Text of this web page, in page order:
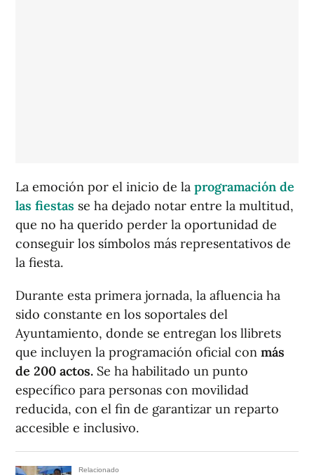
La emoción por el inicio de la programación de
las fiestas se ha dejado notar entre la multitud,
que no ha querido perder la oportunidad de
conseguir los símbolos más representativos de
la fiesta.
Durante esta primera jornada, la afluencia ha
sido constante en los soportales del
Ayuntamiento, donde se entregan los llibrets
que incluyen la programación oficial con más
de 200 actos. Se ha habilitado un punto
específico para personas con movilidad
reducida, con el fin de garantizar un reparto
accesible e inclusivo.
Relacionado